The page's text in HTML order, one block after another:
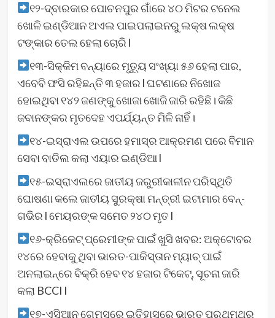
୧୨-ଦ୍ବାରକାର ପୋଚନପୁର ଗାଁରେ ୪୦ ମିଟର ଟନେଲ
ଖୋଳି ଇଣ୍ଡିଆନ ଅଏଲ ପାଇପଲାଇନରୁ ଲକ୍ଷ ଲକ୍ଷ
ଟଙ୍କାର ତେଲ ହେଲା ଚୋରି l
୧୩-ସିକ୍କିମ ବନ୍ୟାରେ ମୃତ୍ୟୁ ସଂଖ୍ୟା ୫୬ ହେଲା ପାର,
ଏବେବି ଫସି ରହିଛନ୍ତି ୩ ହଜାର l ଘଟଣାରେ ନିଖୋଜ
ହୋଇଥିବା ୧୪୨ ଜଣଙ୍କୁ ଖୋଜା ଖୋଜି ଜାରି ରହିଛି। କିଛି
ଜବାନଙ୍କର ମୃତଦେହ ଏପର୍ଯ୍ୟନ୍ତ ମିଳି ନାହିଁ।
୧୪-ଇସ୍ରାଏଲ ଉପରେ ହମାସ୍‌ର ଆକ୍ରମଣ ପରେ ବିମାନ
ସେବା ବାତିଲ କଲା ଏୟାର ଇଣ୍ଡିଆ l
୧୫-ଇସ୍ରାଏଲରେ ଜାତୀୟ ଜରୁରୀକାଳୀନ ପରିସ୍ଥିତି
ଘୋଷଣା କଲେ ଜାତୀୟ ସୁରକ୍ଷା ମନ୍ତ୍ରୀ ଇଟାମାର ବେନ୍-
ଗଭିର l ମେୟରଙ୍କ ସମେତ ୨୪୦ ମୃତ l
୧୬-କ୍ରିକେଟ୍‌ ପ୍ରେମୀଙ୍କ ପାଇଁ ଖୁସି ଖବର: ଅକ୍ଟୋବର
୧୪ରେ ହେବାକୁ ଥିବା ଭାରତ-ପାକିସ୍ତାନ ମ୍ୟାଚ୍‌ ପାଇଁ
ଅନଲାଇନ୍‌ରେ ବିକ୍ରି ହେବ ୧୪ ହଜାର ଟିକେଟ୍‌, ସୂଚନା ଜାରି
କଲା BCCI l
୧୭-ଏସିଆନ ଗେମ୍ସରେ ଇତିହାସରେ ଭାରତ ପ୍ରଥମଥର